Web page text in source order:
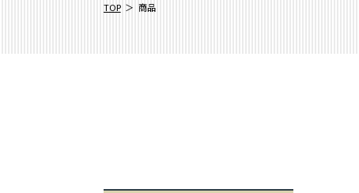
TOP 商品